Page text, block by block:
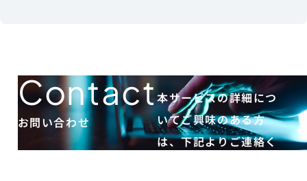
Contact
お問い合わせ
本サービスの詳細につ
いてご興味のある方
は、下記よりご連絡く